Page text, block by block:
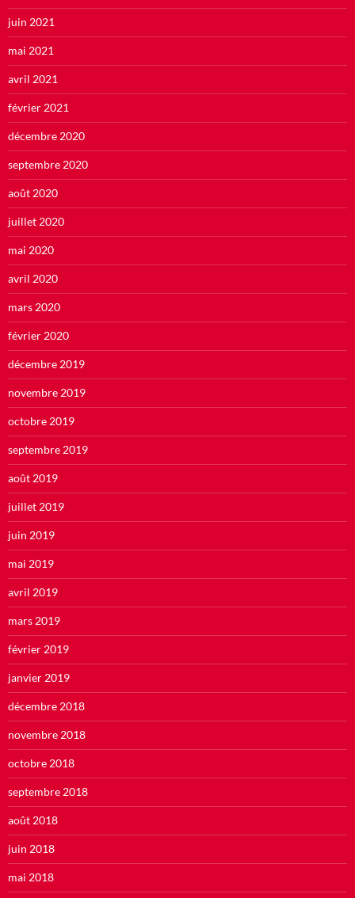
juin 2021
mai 2021
avril 2021
février 2021
décembre 2020
septembre 2020
août 2020
juillet 2020
mai 2020
avril 2020
mars 2020
février 2020
décembre 2019
novembre 2019
octobre 2019
septembre 2019
août 2019
juillet 2019
juin 2019
mai 2019
avril 2019
mars 2019
février 2019
janvier 2019
décembre 2018
novembre 2018
octobre 2018
septembre 2018
août 2018
juin 2018
mai 2018